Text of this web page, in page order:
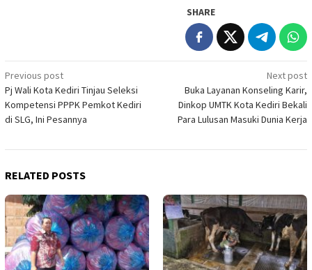
SHARE
Post
navigation
Previous post
Pj Wali Kota Kediri Tinjau Seleksi
Kompetensi PPPK Pemkot Kediri
di SLG, Ini Pesannya
Next post
Buka Layanan Konseling Karir,
Dinkop UMTK Kota Kediri Bekali
Para Lulusan Masuki Dunia Kerja
RELATED POSTS